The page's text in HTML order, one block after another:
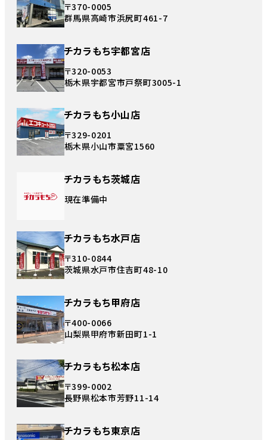
〒370-0005
群馬県高崎市浜尻町461-7
チカラもち宇都宮店
〒320-0053
栃木県宇都宮市戸祭町3005-1
チカラもち小山店
〒329-0201
栃木県小山市粟宮1560
チカラもち茨城店
現在準備中
チカラもち水戸店
〒310-0844
茨城県水戸市住吉町48-10
チカラもち甲府店
〒400-0066
山梨県甲府市新田町1-1
チカラもち松本店
〒399-0002
長野県松本市芳野11-14
チカラもち東京店